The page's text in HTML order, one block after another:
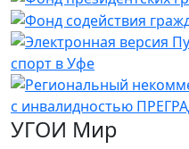
УГОИ Мир